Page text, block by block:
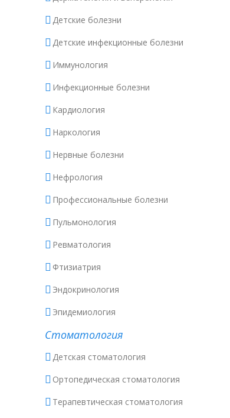
Детские болезни
Детские инфекционные болезни
Иммунология
Инфекционные болезни
Кардиология
Наркология
Нервные болезни
Нефрология
Профессиональные болезни
Пульмонология
Ревматология
Фтизиатрия
Эндокринология
Эпидемиология
Стоматология
Детская стоматология
Ортопедическая стоматология
Терапевтическая стоматология